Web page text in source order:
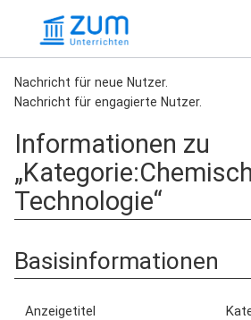
Nachricht für neue Nutzer.
Nachricht für engagierte Nutzer.
Informationen zu
Technologie“
Basisinformationen
Anzeigetitel